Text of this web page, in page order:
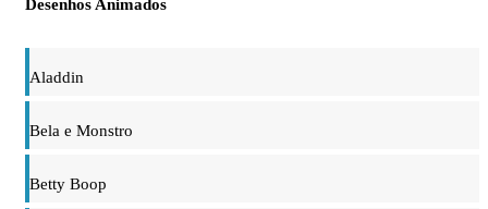
Desenhos Animados
Aladdin
Bela e Monstro
Betty Boop